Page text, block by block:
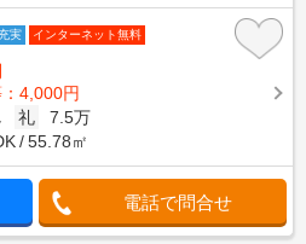
実 インターネット無料
4,000円
礼
7.5万
55.78㎡
電話で問合せ